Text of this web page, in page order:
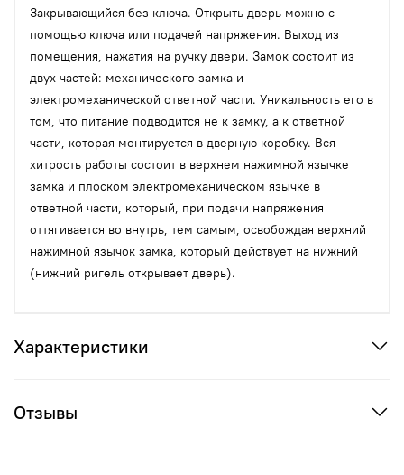
Закрывающийся без ключа. Открыть дверь можно с
помощью ключа или подачей напряжения. Выход из
помещения, нажатия на ручку двери. Замок состоит из
двух частей: механического замка и
электромеханической ответной части. Уникальность его в
том, что питание подводится не к замку, а к ответной
части, которая монтируется в дверную коробку. Вся
хитрость работы состоит в верхнем нажимной язычке
замка и плоском электромеханическом язычке в
ответной части, который, при подачи напряжения
оттягивается во внутрь, тем самым, освобождая верхний
нажимной язычок замка, который действует на нижний
(нижний ригель открывает дверь).
Характеристики
Отзывы